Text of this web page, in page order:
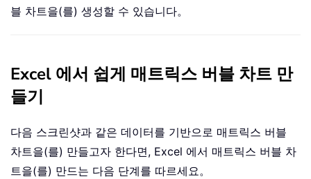
블 차트을(를) 생성할 수 있습니다。
Excel 에서 쉽게 매트릭스 버블 차트 만
들기
다음 스크린샷과 같은 데이터를 기반으로 매트릭스 버블
차트을(를) 만들고자 한다면, Excel 에서 매트릭스 버블 차
트을(를) 만드는 다음 단계를 따르세요。